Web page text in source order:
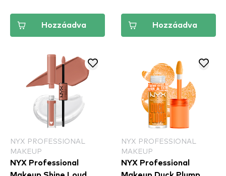
Hozzáadva Hozzáadva
NYX PROFESSIONAL
MAKEUP
NYX Professional
NYX PROFESSIONAL
MAKEUP
NYX Professional